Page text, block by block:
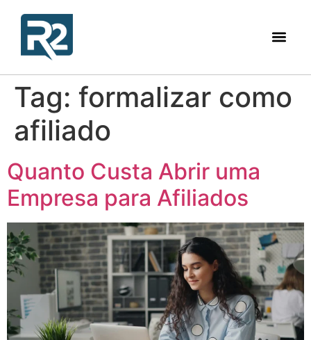
Tag: formalizar como
afiliado
Quanto Custa Abrir uma
Empresa para Afiliados